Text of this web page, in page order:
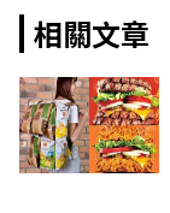
相關文章